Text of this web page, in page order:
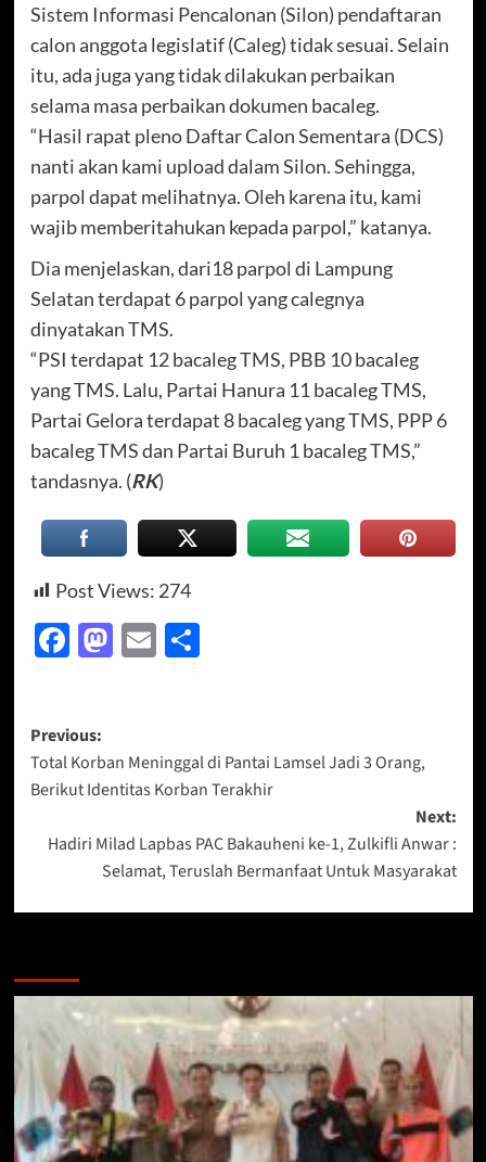
Sistem Informasi Pencalonan (Silon) pendaftaran
calon anggota legislatif (Caleg) tidak sesuai. Selain
itu, ada juga yang tidak dilakukan perbaikan
selama masa perbaikan dokumen bacaleg.
“Hasil rapat pleno Daftar Calon Sementara (DCS)
nanti akan kami upload dalam Silon. Sehingga,
parpol dapat melihatnya. Oleh karena itu, kami
wajib memberitahukan kepada parpol,” katanya.
Dia menjelaskan, dari18 parpol di Lampung
Selatan terdapat 6 parpol yang calegnya
dinyatakan TMS.
“PSI terdapat 12 bacaleg TMS, PBB 10 bacaleg
yang TMS. Lalu, Partai Hanura 11 bacaleg TMS,
Partai Gelora terdapat 8 bacaleg yang TMS, PPP 6
bacaleg TMS dan Partai Buruh 1 bacaleg TMS,”
tandasnya. (RK)
Post Views: 274
Facebook
Mastodon
EmailShare
Post
navigation
Previous:
Total Korban Meninggal di Pantai Lamsel Jadi 3 Orang,
Berikut Identitas Korban Terakhir
Next:
Hadiri Milad Lapbas PAC Bakauheni ke-1, Zulkifli Anwar :
Selamat, Teruslah Bermanfaat Untuk Masyarakat